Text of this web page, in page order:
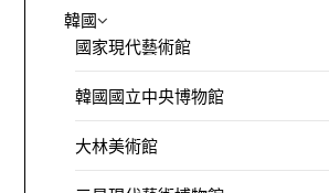
韓國
國家現代藝術館
韓國國立中央博物館
大林美術館